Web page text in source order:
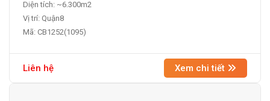
Diện tích: ~6.300m2
Vị trí: Quận8
Mã: CB1252(1095)
Liên hệ Xem chi tiết